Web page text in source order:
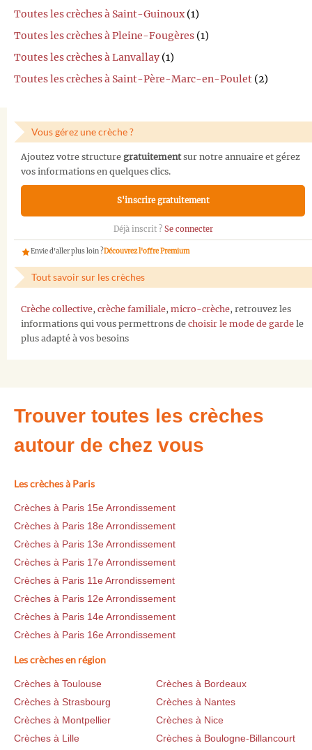
Toutes les crèches à Saint-Guinoux(1)
Toutes les crèches à Pleine-Fougères (1)
Toutes les crèches à Lanvallay (1)
Toutes les crèches à Saint-Père-Marc-en-Poulet (2)
Vous gérez une crèche ?
Ajoutez votre structure gratuitementsur notre annuaire et gérez
vos informations en quelques clics.
S'inscrire gratuitement
Déjà inscrit ? Se connecter
Envie d'aller plus loin ?Découvrez l'offre Premium
Tout savoir sur les crèches
Crèche collective, crèche familiale, micro-crèche, retrouvez les
informations qui vous permettrons de choisir le mode de garde le
plus adapté à vos besoins
Trouver toutes les crèches
autour de chez vous
Les crèches à Paris
Crèches à Paris 15e Arrondissement
Crèches à Paris 18e Arrondissement
Crèches à Paris 13e Arrondissement
Crèches à Paris 17e Arrondissement
Crèches à Paris 11e Arrondissement
Crèches à Paris 12e Arrondissement
Crèches à Paris 14e Arrondissement
Crèches à Paris 16e Arrondissement
Les crèches en région
Crèches à Toulouse
Crèches à Bordeaux
Crèches à Strasbourg
Crèches à Nantes
Crèches à Montpellier
Crèches à Nice
Crèches à Lille
Crèches à Boulogne-Billancourt